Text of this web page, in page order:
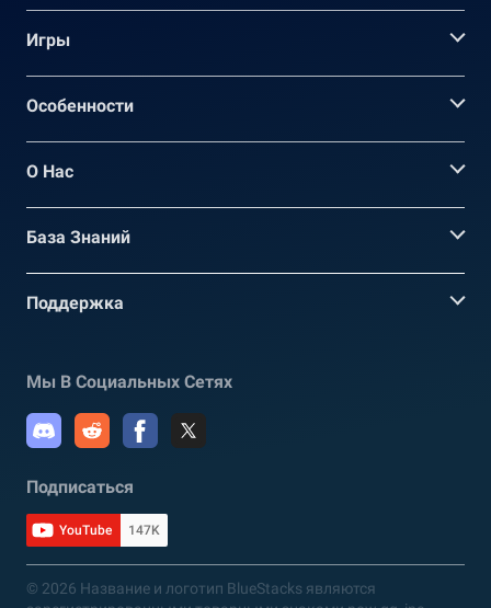
Игры
Oсобенности
О Нас
База Знаний
Поддержка
Мы В Социальных Сетях
Подписаться
YouTube 147K
© 2026 Название и логотип BlueStacks являются